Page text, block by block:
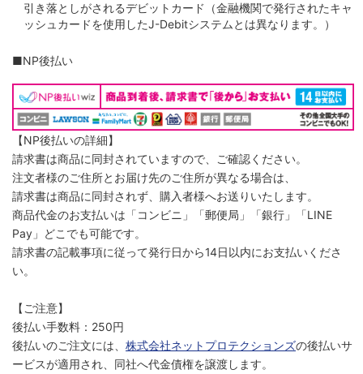
引き落としがされるデビットカード（金融機関で発行されたキャ
ッシュカードを使用したJ-Debitシステムとは異なります。）
■NP後払い
【NP後払いの詳細】
請求書は商品に同封されていますので、ご確認ください。
注文者様のご住所とお届け先のご住所が異なる場合は、
請求書は商品に同封されず、購入者様へお送りいたします。
商品代金のお支払いは「コンビニ」「郵便局」「銀行」「LINE
Pay」どこでも可能です。
請求書の記載事項に従って発行日から14日以内にお支払いくださ
い。
【ご注意】
後払い手数料：250円
後払いのご注文には、 株式会社ネットプロテクションズの後払いサ
ービスが適用され、同社へ代金債権を譲渡します。